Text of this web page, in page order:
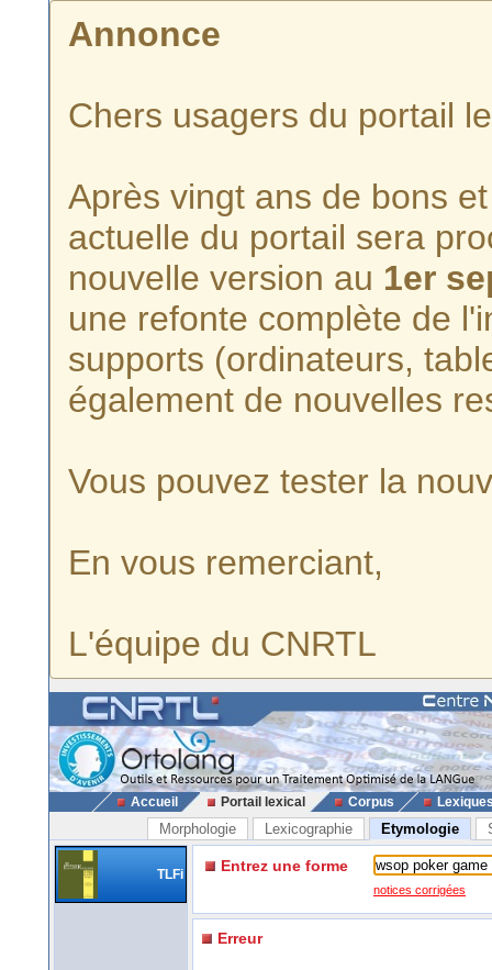
Annonce
Chers usagers du portail
Après vingt ans de bons
actuelle du portail sera
nouvelle version au 1er
une refonte complète de
supports (ordinateurs,
également de nouvelles
Vous pouvez tester la
En vous remerciant,
L'équipe du CNRTL
Accueil Portail lexical Corpus
Morphologie Lexicographie Etymologie
TLFi Entrez une forme
notices corrigées
Erreur